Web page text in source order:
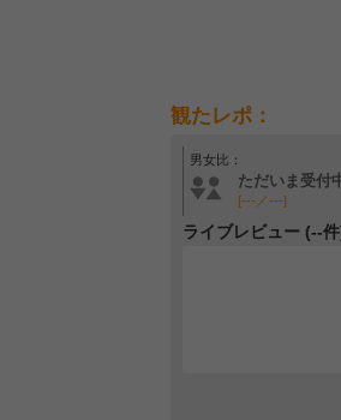
観たレポ：
男女比：
ただいま受付
[---／---]
ライブレビュー (--